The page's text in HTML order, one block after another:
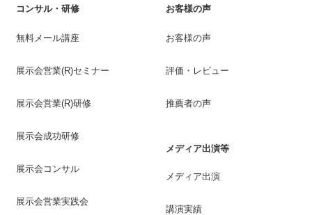
コンサル・研修
無料メール講座
展示会営業(R)セミナー
展示会営業(R)研修
展示会成功研修
展示会コンサル
展示会営業実践会
お客様の声
お客様の声
評価・レビュー
推薦者の声
メディア出演等
メディア出演
講演実績